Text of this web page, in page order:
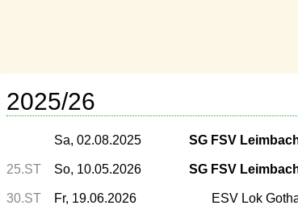
2025/26
Sa, 02.08.2025 SG FSV
25.ST So, 10.05.2026 SG FSV
30.ST Fr, 19.06.2026 ESV Lok